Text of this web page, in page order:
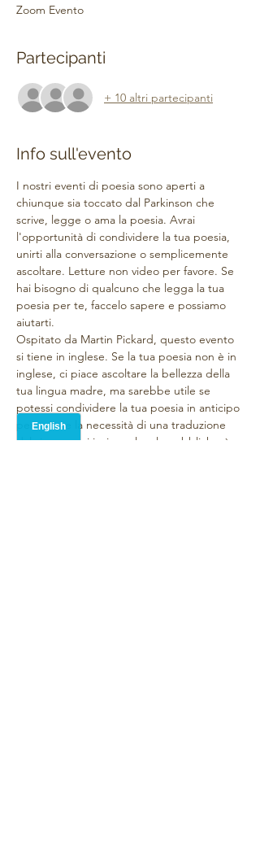
Zoom Evento
Partecipanti
+ 10 altri partecipanti
Info sull'evento
I nostri eventi di poesia sono aperti a
chiunque sia toccato dal Parkinson che
scrive, legge o ama la poesia. Avrai
l'opportunità di condividere la tua poesia,
unirti alla conversazione o semplicemente
ascoltare. Letture non video per favore. Se
hai bisogno di qualcuno che legga la tua
poesia per te, faccelo sapere e possiamo
aiutarti.
Ospitato da Martin Pickard, questo evento
si tiene in inglese. Se la tua poesia non è in
inglese, ci piace ascoltare la bellezza della
tua lingua madre, ma sarebbe utile se
potessi condividere la tua poesia in anticipo
per evitare la necessità di una traduzione
dal vivo o puoi inviarmela e la pubblicherò